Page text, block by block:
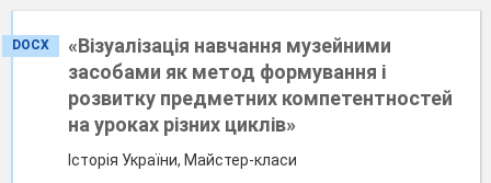
DOCX
«Візуалізація навчання музейними
засобами як метод формування і
розвитку предметних компетентностей
на уроках різних циклів»
Історія України, Майстер-класи